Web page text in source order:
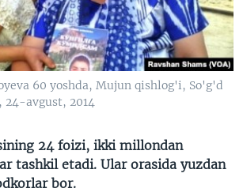
60 yoshda, Mujun qishlog'i, So'g'd
avgust, 2014
24 foizi, ikki millondan
tashkil etadi. Ular orasida yuzdan
bor.